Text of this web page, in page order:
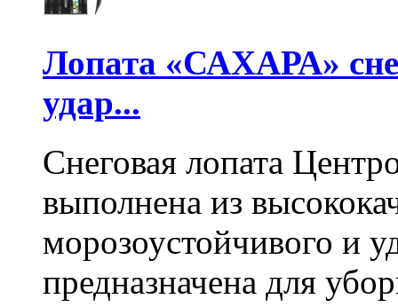
Лопата «САХАРА»
удар...
Снеговая лопата
выполнена из
морозоустойчивого и
предназначена для